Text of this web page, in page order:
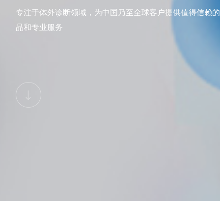
专注于体外诊断领域，为中国乃至全球客户提供值得信赖
品和专业服务